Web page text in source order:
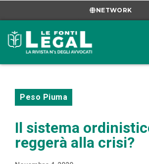
NETWORK
Peso Piuma
Il sistema
reggerà alla crisi?